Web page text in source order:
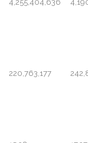
4,255,404,636
220,763,177